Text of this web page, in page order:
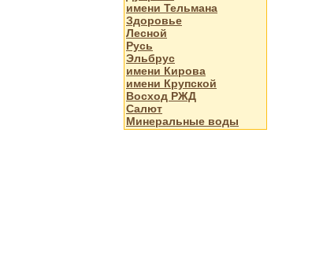
имени Тельмана
Здоровье
Лесной
Русь
Эльбрус
имени Кирова
имени Крупской
Восход РЖД
Салют
Минеральные воды